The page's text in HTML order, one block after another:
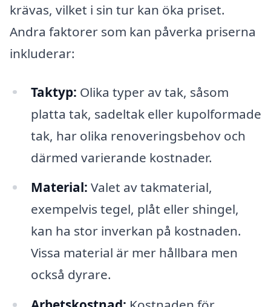
krävas, vilket i sin tur kan öka priset.
Andra faktorer som kan påverka priserna
inkluderar:
Taktyp: Olika typer av tak, såsom
platta tak, sadeltak eller kupolformade
tak, har olika renoveringsbehov och
därmed varierande kostnader.
Material: Valet av takmaterial,
exempelvis tegel, plåt eller shingel,
kan ha stor inverkan på kostnaden.
Vissa material är mer hållbara men
också dyrare.